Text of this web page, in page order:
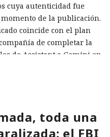
cuya autenticidad fue
de la publicación.
coincide con el plan
de completar la
de Assistant a Gemini en
toda una
el FBI